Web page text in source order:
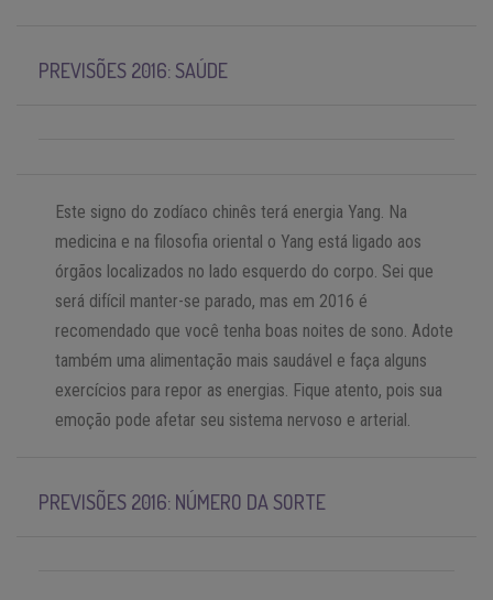
PREVISÕES 2016: SAÚDE
Este signo do zodíaco chinês terá energia Yang. Na
medicina e na filosofia oriental o Yang está ligado aos
órgãos localizados no lado esquerdo do corpo. Sei que
será difícil manter-se parado, mas em 2016 é
recomendado que você tenha boas noites de sono. Adote
também uma alimentação mais saudável e faça alguns
exercícios para repor as energias. Fique atento, pois sua
emoção pode afetar seu sistema nervoso e arterial.
PREVISÕES 2016: NÚMERO DA SORTE